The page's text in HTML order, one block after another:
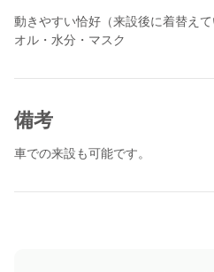
動きやすい恰好（来設後に着替え
オル・水分・マスク
備考
車での来設も可能です。